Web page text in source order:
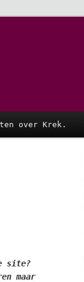
over Krek.
site?
maar